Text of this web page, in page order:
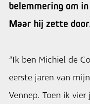
belemmering om
Maar hij zette
“Ik ben Michiel de
eerste jaren van
Vennep. Toen ik